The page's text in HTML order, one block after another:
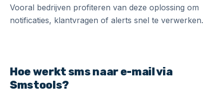
Vooral bedrijven profiteren van deze oplossing om
notificaties, klantvragen of alerts snel te verwerken.
Hoe werkt sms naar e-mail via
Smstools?